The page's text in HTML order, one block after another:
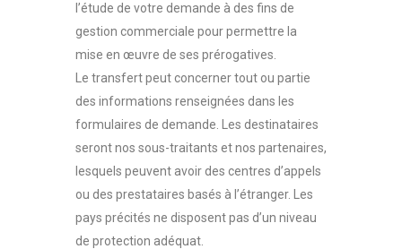
l’étude de votre demande à des fins de
gestion commerciale pour permettre la
mise en œuvre de ses prérogatives.
Le transfert peut concerner tout ou partie
des informations renseignées dans les
formulaires de demande. Les destinataires
seront nos sous-traitants et nos partenaires,
lesquels peuvent avoir des centres d’appels
ou des prestataires basés à l’étranger. Les
pays précités ne disposent pas d’un niveau
de protection adéquat.